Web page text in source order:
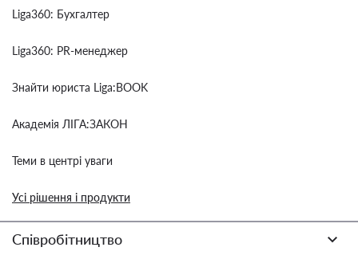
Liga360: Бухгалтер
Liga360: PR-менеджер
Знайти юриста Liga:BOOK
Академія ЛІГА:ЗАКОН
Теми в центрі уваги
Усі рішення і продукти
Співробітництво